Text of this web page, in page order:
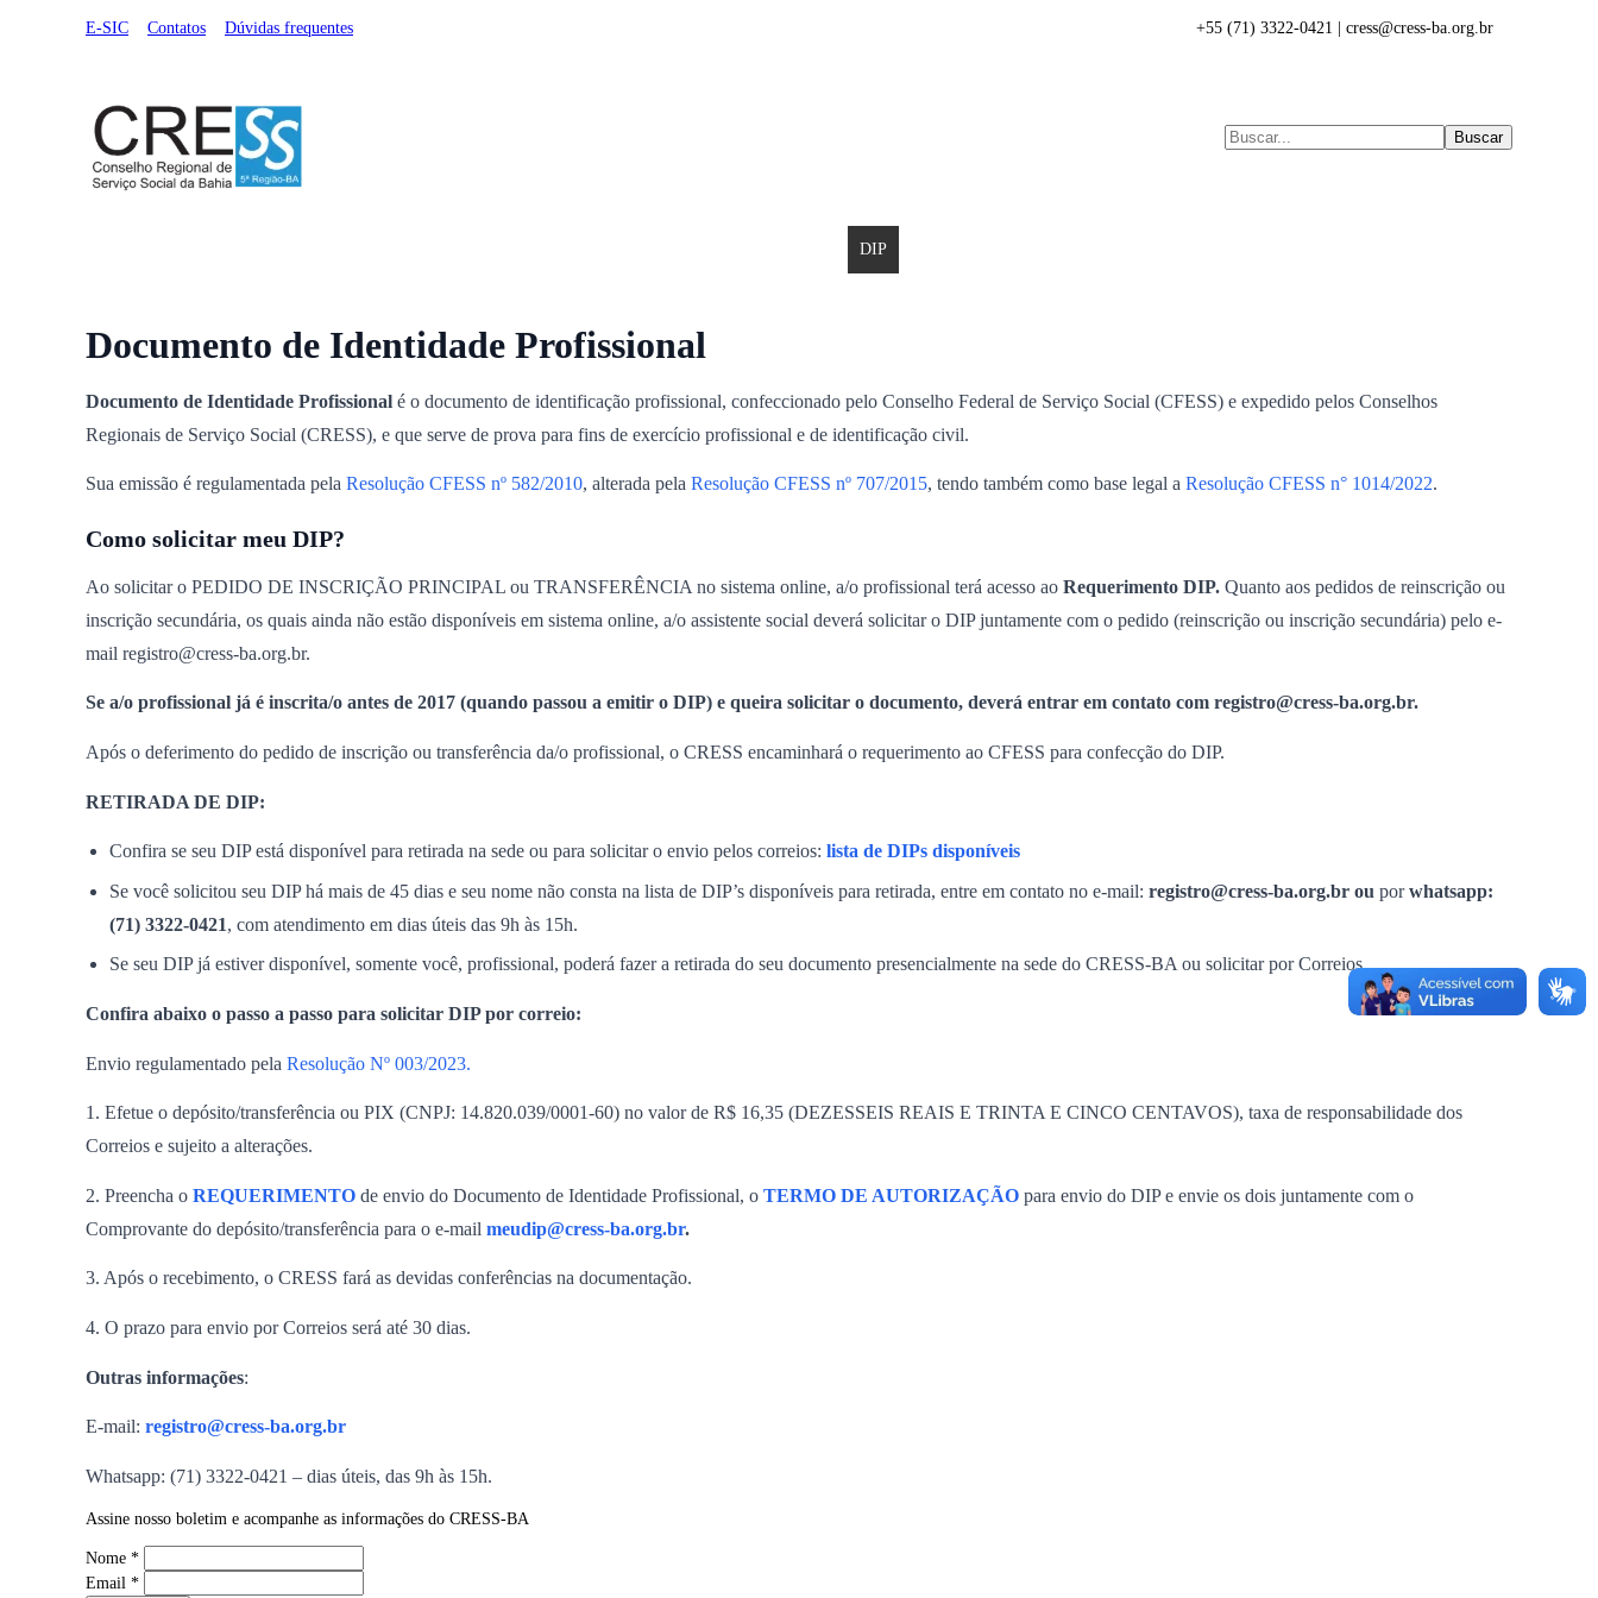
E-SIC Contatos Dúvidas frequentes +55 (71) 3322-0421 | cress@cress-ba.org.br
Buscar
DIP
Documento de Identidade Profissional
Documento de Identidade Profissional é o documento de identificação profissional, confeccionado pelo Conselho Federal de Serviço Social (CFESS) e expedido pelos Conselhos
Regionais de Serviço Social (CRESS), e que serve de prova para fins de exercício profissional e de identificação civil.
Sua emissão é regulamentada pela Resolução CFESS nº 582/2010, alterada pela Resolução CFESS nº 707/2015, tendo também como base legal a Resolução CFESS n° 1014/2022.
Como solicitar meu DIP?
Ao solicitar o PEDIDO DE INSCRIÇÃO PRINCIPAL ou TRANSFERÊNCIA no sistema online, a/o profissional terá acesso ao Requerimento DIP. Quanto aos pedidos de reinscrição ou
inscrição secundária, os quais ainda não estão disponíveis em sistema online, a/o assistente social deverá solicitar o DIP juntamente com o pedido (reinscrição ou inscrição secundária) pelo e-
mail registro@cress-ba.org.br.
Se a/o profissional já é inscrita/o antes de 2017 (quando passou a emitir o DIP) e queira solicitar o documento, deverá entrar em contato com registro@cress-ba.org.br.
Após o deferimento do pedido de inscrição ou transferência da/o profissional, o CRESS encaminhará o requerimento ao CFESS para confecção do DIP.
RETIRADA DE DIP:
Confira se seu DIP está disponível para retirada na sede ou para solicitar o envio pelos correios: lista de DIPs disponíveis
Se você solicitou seu DIP há mais de 45 dias e seu nome não consta na lista de DIP’s disponíveis para retirada, entre em contato no e-mail: registro@cress-ba.org.br ou porwhatsapp:
(71) 3322-0421, com atendimento em dias úteis das 9h às 15h.
Se seu DIP já estiver disponível, somente você, profissional, poderá fazer a retirada do seu documento presencialmente na sede do CRESS-BA ou solicitar por Correios.
Confira abaixo o passo a passo para solicitar DIP por correio:
Envio regulamentado pela Resolução Nº 003/2023.
1. Efetue o depósito/transferência ou PIX (CNPJ: 14.820.039/0001-60) no valor de R$ 16,35 (DEZESSEIS REAIS E TRINTA E CINCO CENTAVOS), taxa de responsabilidade dos
Correios e sujeito a alterações.
2. Preencha o REQUERIMENTO de envio do Documento de Identidade Profissional, o TERMO DE AUTORIZAÇÃO para envio do DIP e envie os dois juntamente com o
Comprovante do depósito/transferência para o e-mail meudip@cress-ba.org.br.
3. Após o recebimento, o CRESS fará as devidas conferências na documentação.
4. O prazo para envio por Correios será até 30 dias.
Outras informações:
E-mail: registro@cress-ba.org.br
Whatsapp: (71) 3322-0421 – dias úteis, das 9h às 15h.
Assine nosso boletim e acompanhe as informações do CRESS-BA
Nome *
Email *